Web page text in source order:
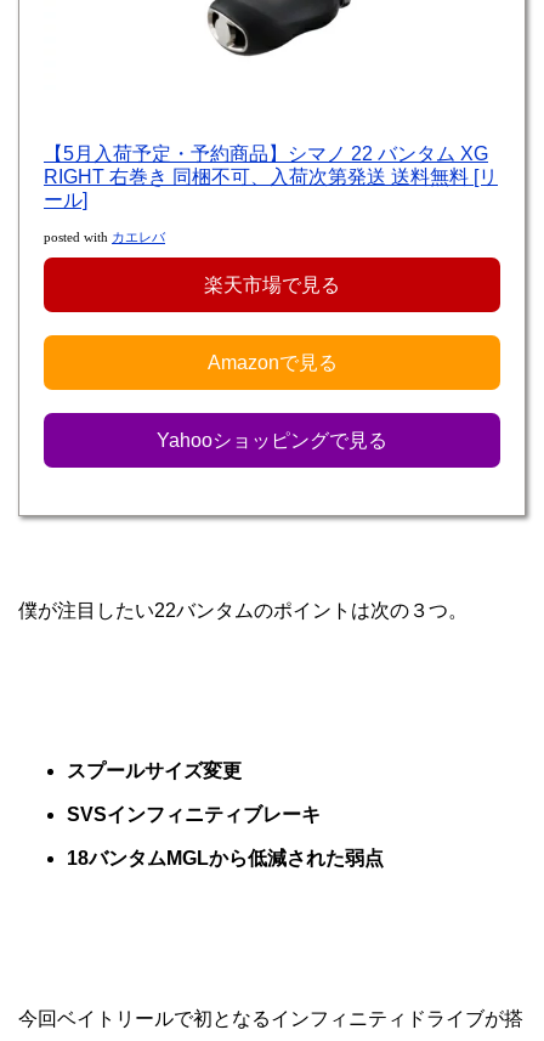
【5月入荷予定・予約商品】シマノ 22 バンタム XG
RIGHT 右巻き 同梱不可、入荷次第発送 送料無料 [リ
ール]
posted with カエレバ
楽天市場で見る
Amazonで見る
Yahooショッピングで見る
僕が注目したい22バンタムのポイントは次の３つ。
スプールサイズ変更
SVSインフィニティブレーキ
18バンタムMGLから低減された弱点
今回ベイトリールで初となるインフィニティドライブが搭